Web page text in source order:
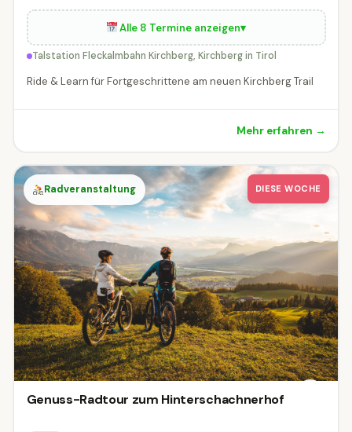
Alle 8 Termine anzeigen▾
Talstation Fleckalmbahn Kirchberg, Kirchberg in Tirol
Ride & Learn für Fortgeschrittene am neuen Kirchberg Trail
Mehr erfahren →
Radveranstaltung DIESE WOCHE
Genuss-Radtour zum Hinterschachnerhof